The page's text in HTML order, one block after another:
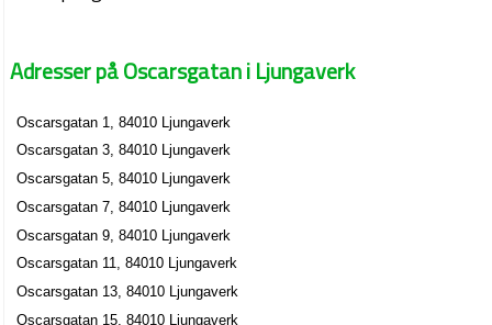
Adresser på Oscarsgatan i Ljungaverk
Oscarsgatan 1, 84010 Ljungaverk
Oscarsgatan 3, 84010 Ljungaverk
Oscarsgatan 5, 84010 Ljungaverk
Oscarsgatan 7, 84010 Ljungaverk
Oscarsgatan 9, 84010 Ljungaverk
Oscarsgatan 11, 84010 Ljungaverk
Oscarsgatan 13, 84010 Ljungaverk
Oscarsgatan 15, 84010 Ljungaverk